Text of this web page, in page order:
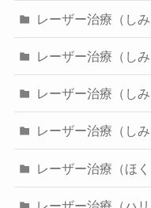
レーザー治療（し
レーザー治療（しみ
レーザー治療（しみ
レーザー治療（しみ
レーザー治療（ほ